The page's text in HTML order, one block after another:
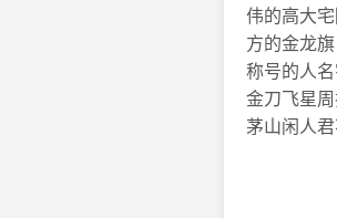
伟的高大
方的金龙
称号的人
金刀飞星
茅山闲人